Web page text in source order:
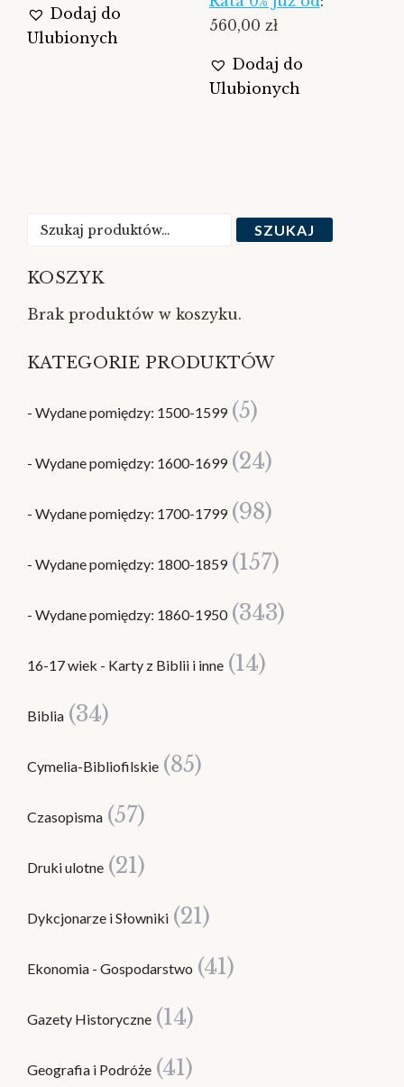
Dodaj do
Ulubionych
560,00 zł
Dodaj do
Ulubionych
Szukaj: SZUKAJ
KOSZYK
Brak produktów w koszyku.
KATEGORIE PRODUKTÓW
- Wydane pomiędzy: 1500-1599 (5)
- Wydane pomiędzy: 1600-1699 (24)
- Wydane pomiędzy: 1700-1799 (98)
- Wydane pomiędzy: 1800-1859 (157)
- Wydane pomiędzy: 1860-1950 (343)
16-17 wiek - Karty z Biblii i inne (14)
Biblia (34)
Cymelia-Bibliofilskie (85)
Czasopisma (57)
Druki ulotne (21)
Dykcjonarze i Słowniki (21)
Ekonomia - Gospodarstwo (41)
Gazety Historyczne (14)
Geografia i Podróże (41)